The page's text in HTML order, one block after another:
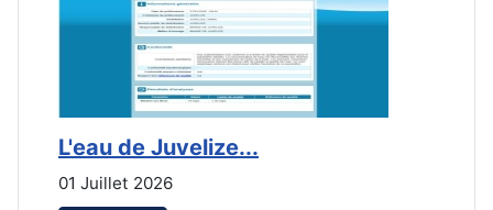
L'eau de Juvelize...
01 Juillet 2026